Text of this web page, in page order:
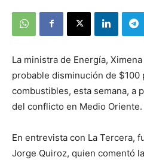
La ministra de Energía,
probable disminución de $100
combustibles, esta semana, a
del conflicto en Medio Oriente.
En entrevista con La Tercera,
Jorge Quiroz, quien comentó